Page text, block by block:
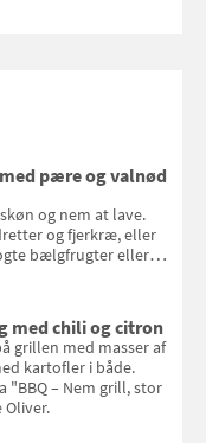
pære og valnød
og nem at lave.
og fjerkræ, eller
bælgfrugter eller
Opskriften er fra
kogebog "Salat".
med chili og citron
grillen med masser af
kartofler i både.
"BBQ – Nem grill, stor
Oliver.